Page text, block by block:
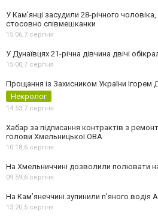
У Камʼянці засудили 28-річного
стосовно співмешканки
15:06,7 серпня
У Дунаївцях 21-річна дівчина двічі
15:00,7 серпня
Прощання із Захисником України Ігорем
Некролог
14:53,7 серпня
Хабар за підписання контрактів з
голови Хмельницької ОВА
10:18,6 серпня
На Хмельниччині дозволили полювати
09:59,6 серпня
На Камʼянеччині зупинили п'яного водія
13:20,5 серпня